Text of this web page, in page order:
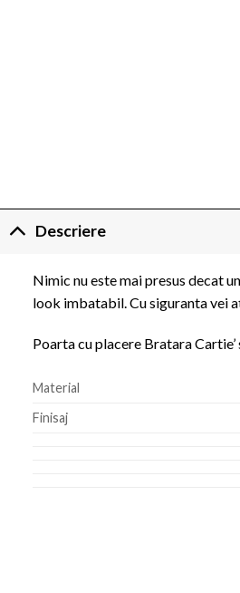
Descriere
Nimic nu este mai presus decat
look imbatabil. Cu siguranta vei
Poarta cu placere Bratara
Material
Finisaj